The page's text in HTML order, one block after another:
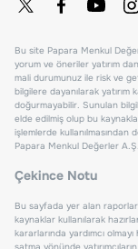
Bu site Papara Menkul
yorum ve öneriler yatırım
mali durumunuz ile risk ve
bilgilere dayanılarak
doğurmayabilir. Sunulan
elde edilmiş olup bu
işlemlerde
Papara Menkul Değerler
Çekince Notu
Bu sayfada yer alan
kaynaklar kullanılarak
kararlarında yardımcı